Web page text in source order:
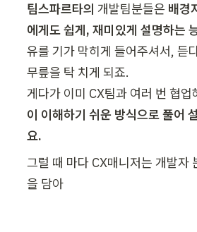
팀스파르타의 개발팀분들은 배경
에게도 쉽게, 재미있게 설명하는
유를 기가 막히게 들어주셔서, 듣
무릎을 탁 치게 되죠.
게다가 이미 CX팀과 여러 번 협업
이 이해하기 쉬운 방식으로 풀어
요.
그럴 때 마다 CX매니저는 개발자
을 담아